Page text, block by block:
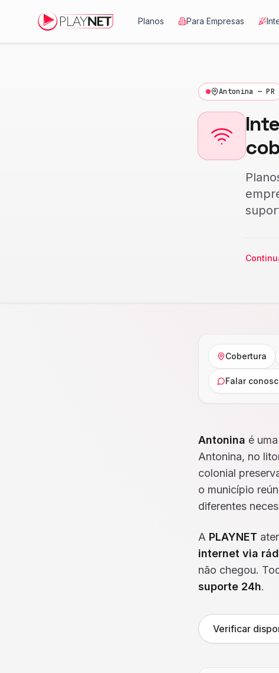
Planos Para Empresas
Antonina — PR
Cobertura
Falar
Antonina é
Antonina, no
colonial
o município
diferentes
A PLAYNET
internet via
não chegou.
suporte 24h.
Verificar